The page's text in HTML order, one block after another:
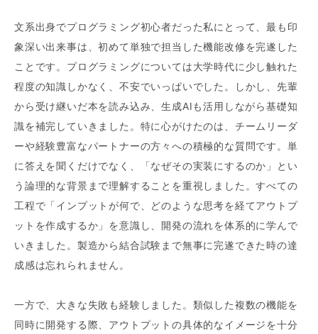
文系出身でプログラミング初心者だった私にとって、最も印
象深い出来事は、初めて単独で担当した機能改修を完遂した
ことです。プログラミングについては大学時代に少し触れた
程度の知識しかなく、不安でいっぱいでした。しかし、先輩
から受け継いだ本を読み込み、生成AIも活用しながら基礎知
識を補完していきました。特に心がけたのは、チームリーダ
ーや経験豊富なパートナーの方々への積極的な質問です。単
に答えを聞くだけでなく、「なぜその実装にするのか」とい
う論理的な背景まで理解することを重視しました。すべての
工程で「インプットが何で、どのような思考を経てアウトプ
ットを作成するか」を意識し、開発の流れを体系的に学んで
いきました。製造から結合試験まで無事に完遂できた時の達
成感は忘れられません。
一方で、大きな失敗も経験しました。類似した複数の機能を
同時に開発する際、アウトプットの具体的なイメージを十分